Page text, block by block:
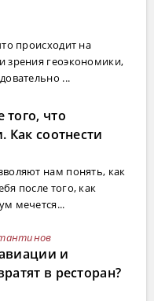
происходит на
зрения геоэкономики,
...
что
Как соотнести
нам понять, как
после того, как
мечется...
и
в ресторан?